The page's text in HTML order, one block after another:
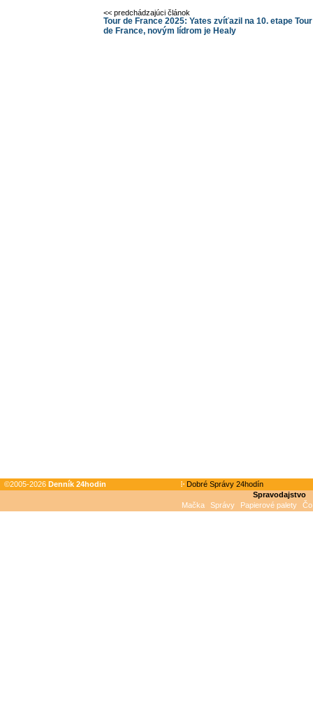
<< predchádzajúci článok
Tour de France 2025: Yates zvíťazil na 10. etape Tour
de France, novým lídrom je Healy
©2005-2026 Denník 24hodin
Dobré Správy 24hodín
Spravodajstvo
Mačka
Správy Papierové palety